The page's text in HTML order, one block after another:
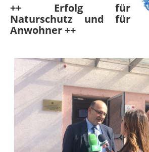
++ Erfolg für
Naturschutz und für
Anwohner ++